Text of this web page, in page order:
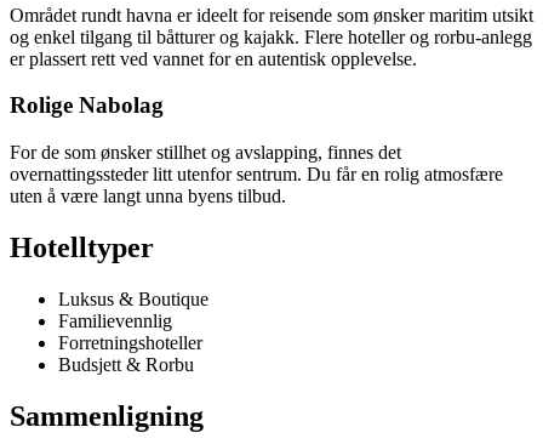
Området rundt havna er ideelt for reisende som ønsker maritim utsikt
og enkel tilgang til båtturer og kajakk. Flere hoteller og rorbu-anlegg
er plassert rett ved vannet for en autentisk opplevelse.
Rolige Nabolag
For de som ønsker stillhet og avslapping, finnes det
overnattingssteder litt utenfor sentrum. Du får en rolig atmosfære
uten å være langt unna byens tilbud.
Hotelltyper
Luksus & Boutique
Familievennlig
Forretningshoteller
Budsjett & Rorbu
Sammenligning